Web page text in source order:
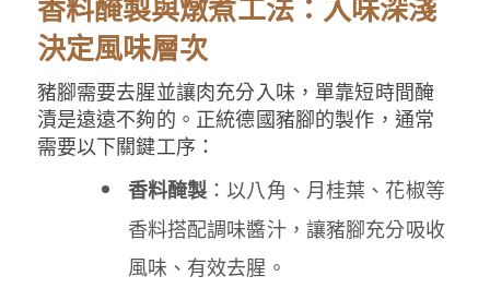
決定風味層次
豬腳需要去腥並讓肉充分入味，單靠短時間醃
漬是遠遠不夠的。正統德國豬腳的製作，通常
需要以下關鍵工序：
香料醃製 ：以八角、月桂葉、花椒等
香料搭配調味醬汁，讓豬腳充分吸收
風味、有效去腥。